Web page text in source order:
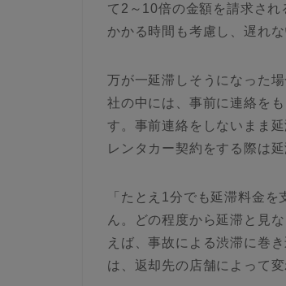
て2～10倍の金額を請求され
かかる時間も考慮し、遅れ
万が一延滞しそうになった
社の中には、事前に連絡を
す。事前連絡をしないまま
レンタカー契約をする際は
「たとえ1分でも延滞料金
ん。どの程度から延滞と見
えば、事故による渋滞に巻
は、返却先の店舗によって変